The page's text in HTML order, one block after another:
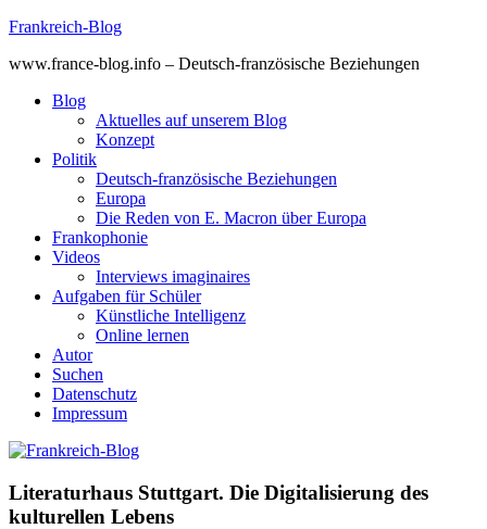
Skip
content
Frankreich-Blog
www.france-blog.info – Deutsch-französische Beziehungen
Blog
Aktuelles auf unserem Blog
Konzept
Politik
Deutsch-französische Beziehungen
Europa
Die Reden von E. Macron über Europa
Frankophonie
Videos
Interviews imaginaires
Aufgaben für Schüler
Künstliche Intelligenz
Online lernen
Autor
Suchen
Datenschutz
Impressum
Literaturhaus Stuttgart. Die Digitalisierung des
kulturellen Lebens